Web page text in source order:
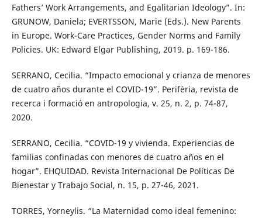
Fathers’ Work Arrangements, and Egalitarian Ideology”. In:
GRUNOW, Daniela; EVERTSSON, Marie (Eds.). New Parents
in Europe. Work-Care Practices, Gender Norms and Family
Policies. UK: Edward Elgar Publishing, 2019. p. 169-186.
SERRANO, Cecilia. “Impacto emocional y crianza de menores
de cuatro años durante el COVID-19”. Perifèria, revista de
recerca i formació en antropologia, v. 25, n. 2, p. 74-87,
2020.
SERRANO, Cecilia. “COVID-19 y vivienda. Experiencias de
familias confinadas con menores de cuatro años en el
hogar”. EHQUIDAD. Revista Internacional De Políticas De
Bienestar y Trabajo Social, n. 15, p. 27-46, 2021.
TORRES, Yorneylis. “La Maternidad como ideal femenino: